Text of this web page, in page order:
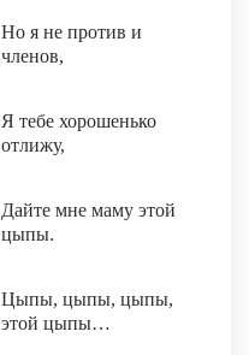
Но я не против и
членов,
Я тебе хорошенько
отлижу,
Дайте мне маму этой
цыпы.
Цыпы, цыпы, цыпы,
этой цыпы…